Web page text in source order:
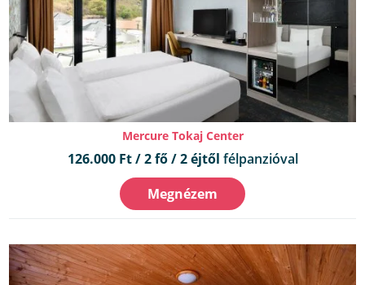
Mercure Tokaj Center
126.000 Ft / 2 fő / 2 éjtől félpanzióval
Megnézem